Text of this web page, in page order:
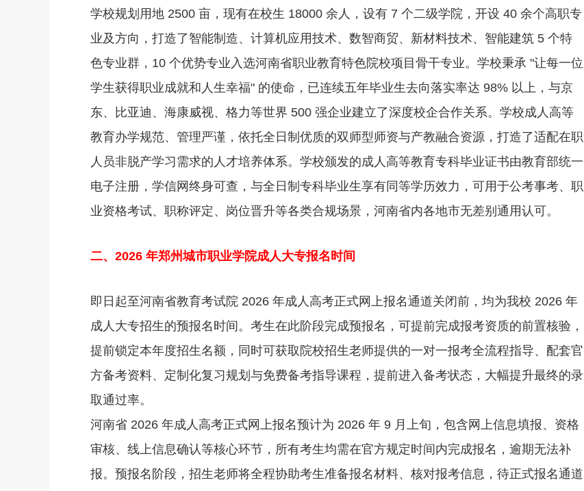
学校规划用地 2500 亩，现有在校生 18000 余人，设有 7 个二级学院，开设 40 余个高职专
业及方向，打造了智能制造、计算机应用技术、数智商贸、新材料技术、智能建筑 5 个特
色专业群，10 个优势专业入选河南省职业教育特色院校项目骨干专业。学校秉承 "让每一位
学生获得职业成就和人生幸福" 的使命，已连续五年毕业生去向落实率达 98% 以上，与京
东、比亚迪、海康威视、格力等世界 500 强企业建立了深度校企合作关系。学校成人高等
教育办学规范、管理严谨，依托全日制优质的双师型师资与产教融合资源，打造了适配在职
人员非脱产学习需求的人才培养体系。学校颁发的成人高等教育专科毕业证书由教育部统一
电子注册，学信网终身可查，与全日制专科毕业生享有同等学历效力，可用于公考事考、职
业资格考试、职称评定、岗位晋升等各类合规场景，河南省内各地市无差别通用认可。
二、2026 年郑州城市职业学院成人大专报名时间
即日起至河南省教育考试院 2026 年成人高考正式网上报名通道关闭前，均为我校 2026 年
成人大专招生的预报名时间。考生在此阶段完成预报名，可提前完成报考资质的前置核验，
提前锁定本年度招生名额，同时可获取院校招生老师提供的一对一报考全流程指导、配套官
方备考资料、定制化复习规划与免费备考指导课程，提前进入备考状态，大幅提升最终的录
取通过率。
河南省 2026 年成人高考正式网上报名预计为 2026 年 9 月上旬，包含网上信息填报、资格
审核、线上信息确认等核心环节，所有考生均需在官方规定时间内完成报名，逾期无法补
报。预报名阶段，招生老师将全程协助考生准备报名材料、核对报考信息，待正式报名通道